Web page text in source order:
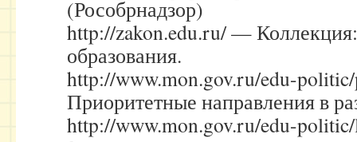
(Рособрнадзор)
http://zakon.edu.ru/ —
образования.
http://www.mon.gov.ru/edu-
Приоритетные направления в
http://www.mon.gov.ru/edu-